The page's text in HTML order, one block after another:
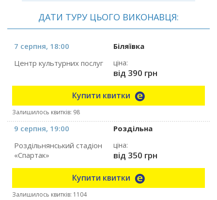
ДАТИ ТУРУ ЦЬОГО ВИКОНАВЦЯ:
7 серпня, 18:00
Біляївка
Центр культурних послуг
ціна:
від 390 грн
Купити квитки
Залишилось квитків: 98
9 серпня, 19:00
Роздільна
Роздільнянський стадіон
«Спартак»
ціна:
від 350 грн
Купити квитки
Залишилось квитків: 1104